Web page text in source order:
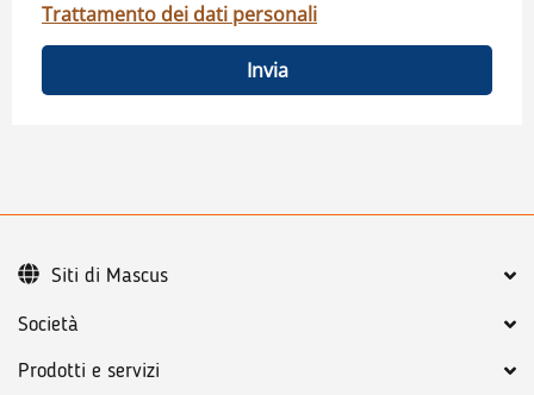
Trattamento dei dati personali
Invia
Società
Prodotti e servizi
Siti di Mascus